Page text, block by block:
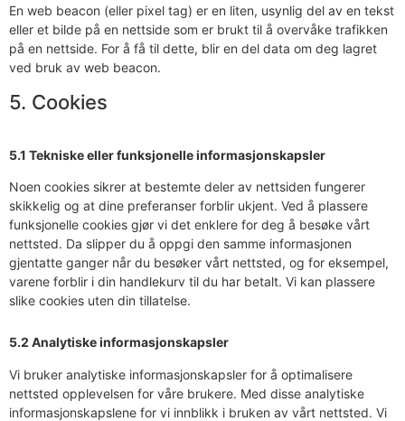
En web beacon (eller pixel tag) er en liten, usynlig del av en tekst
eller et bilde på en nettside som er brukt til å overvåke trafikken
på en nettside. For å få til dette, blir en del data om deg lagret
ved bruk av web beacon.
5. Cookies
5.1 Tekniske eller funksjonelle informasjonskapsler
Noen cookies sikrer at bestemte deler av nettsiden fungerer
skikkelig og at dine preferanser forblir ukjent. Ved å plassere
funksjonelle cookies gjør vi det enklere for deg å besøke vårt
nettsted. Da slipper du å oppgi den samme informasjonen
gjentatte ganger når du besøker vårt nettsted, og for eksempel,
varene forblir i din handlekurv til du har betalt. Vi kan plassere
slike cookies uten din tillatelse.
5.2 Analytiske informasjonskapsler
Vi bruker analytiske informasjonskapsler for å optimalisere
nettsted opplevelsen for våre brukere. Med disse analytiske
informasjonskapslene for vi innblikk i bruken av vårt nettsted. Vi